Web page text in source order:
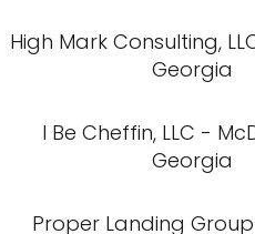
High Mark Consulting,
Georgia
I Be Cheffin, LLC -
Georgia
Proper Landing